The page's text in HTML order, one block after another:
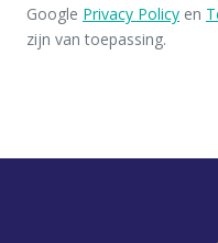
Google Privacy Policy en
zijn van toepassing.